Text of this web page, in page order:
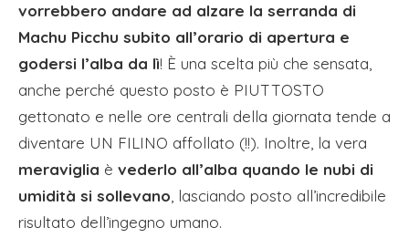
vorrebbero andare ad alzare la serranda di
Machu Picchu subito all’orario di apertura e
godersi l’alba da lì! È una scelta più che sensata,
anche perché questo posto è PIUTTOSTO
gettonato e nelle ore centrali della giornata tende a
diventare UN FILINO affollato (!!). Inoltre, la vera
meraviglia è vederlo all’alba quando le nubi di
umidità si sollevano , lasciando posto all’incredibile
risultato dell’ingegno umano.